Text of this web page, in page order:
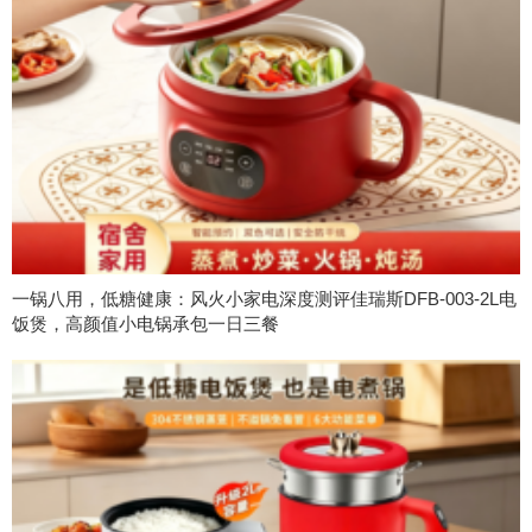
一锅八用，低糖健康：风火小家电深度测评佳瑞斯DFB-003-2L电
饭煲，高颜值小电锅承包一日三餐